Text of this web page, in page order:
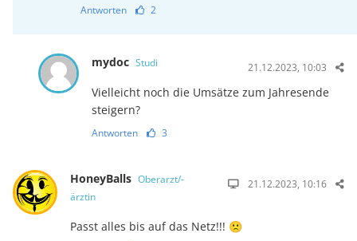
Antworten 2
mydoc Studi 21.12.2023, 10:03
Vielleicht noch die Umsätze zum Jahresende
steigern?
Antworten 3
HoneyBalls Oberarzt/-
ärztin
21.12.2023, 10:16
Passt alles bis auf das Netz!!! 🙁